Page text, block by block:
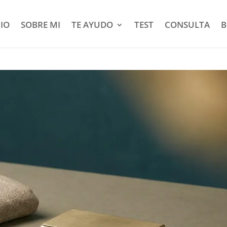
SOBRE MI TE AYUDO TEST CONSULTA